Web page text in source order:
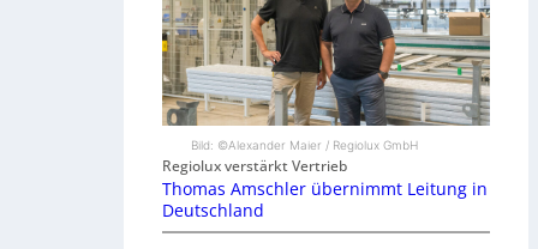
Bild: ©Alexander Maier / Regiolux GmbH
Regiolux verstärkt Vertrieb
Thomas Amschler übernimmt Leitung in
Deutschland